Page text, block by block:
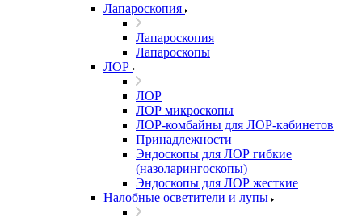
Лапароскопия
Лапароскопия
Лапароскопы
ЛОР
ЛОР
ЛОР микроскопы
ЛОР-комбайны для ЛОР-кабинетов
Принадлежности
Эндоскопы для ЛОР гибкие
(назоларингоскопы)
Эндоскопы для ЛОР жесткие
Налобные осветители и лупы